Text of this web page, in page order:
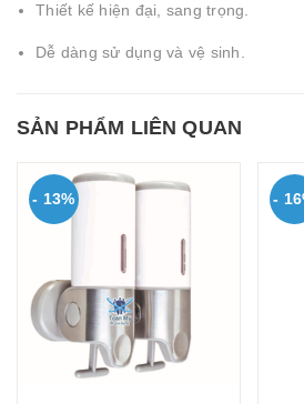
Thiết kế hiện đại, sang trọng.
Dễ dàng sử dụng và vệ sinh.
SẢN PHẨM LIÊN QUAN
- 13% -